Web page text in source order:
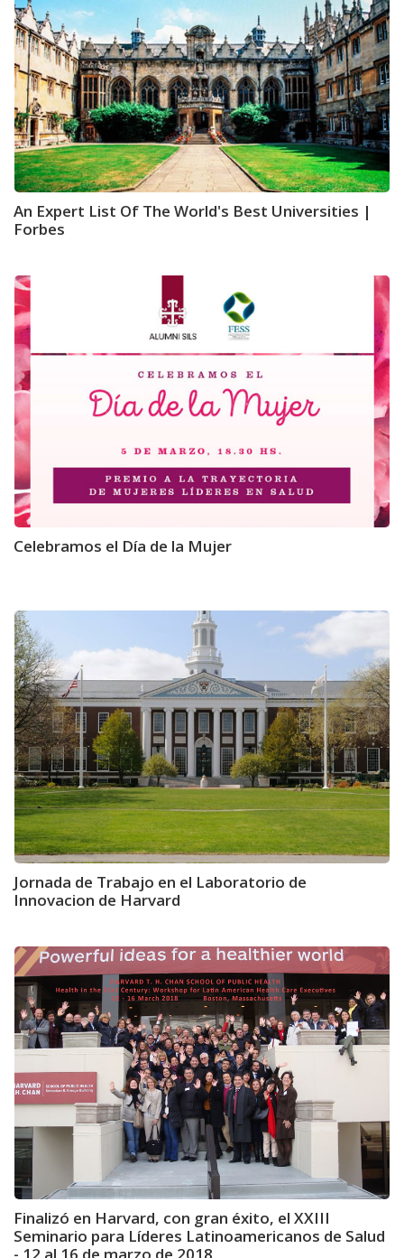
An Expert List Of The World's Best Universities |
Forbes
Celebramos el Día de la Mujer
Jornada de Trabajo en el Laboratorio de
Innovacion de Harvard
Finalizó en Harvard, con gran éxito, el XXIII
Seminario para Líderes Latinoamericanos de Salud